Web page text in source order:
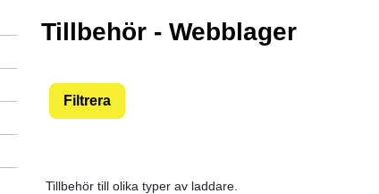
Tillbehör - Webblager
Filtrera
Tillbehör till olika typer av laddare.